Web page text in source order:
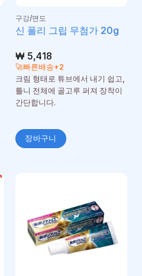
구강/면도
신 폴리 그립 무첨가 20g
₩5,418
🚀빠른배송+2
크림 형태로 튜브에서 내기 쉽고,
틀니 전체에 골고루 퍼져 장착이
간단합니다.
장바구니